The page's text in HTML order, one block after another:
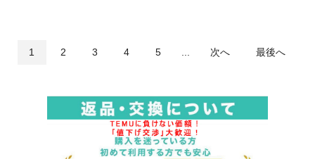
1 2 3 4 5 次へ 最後へ